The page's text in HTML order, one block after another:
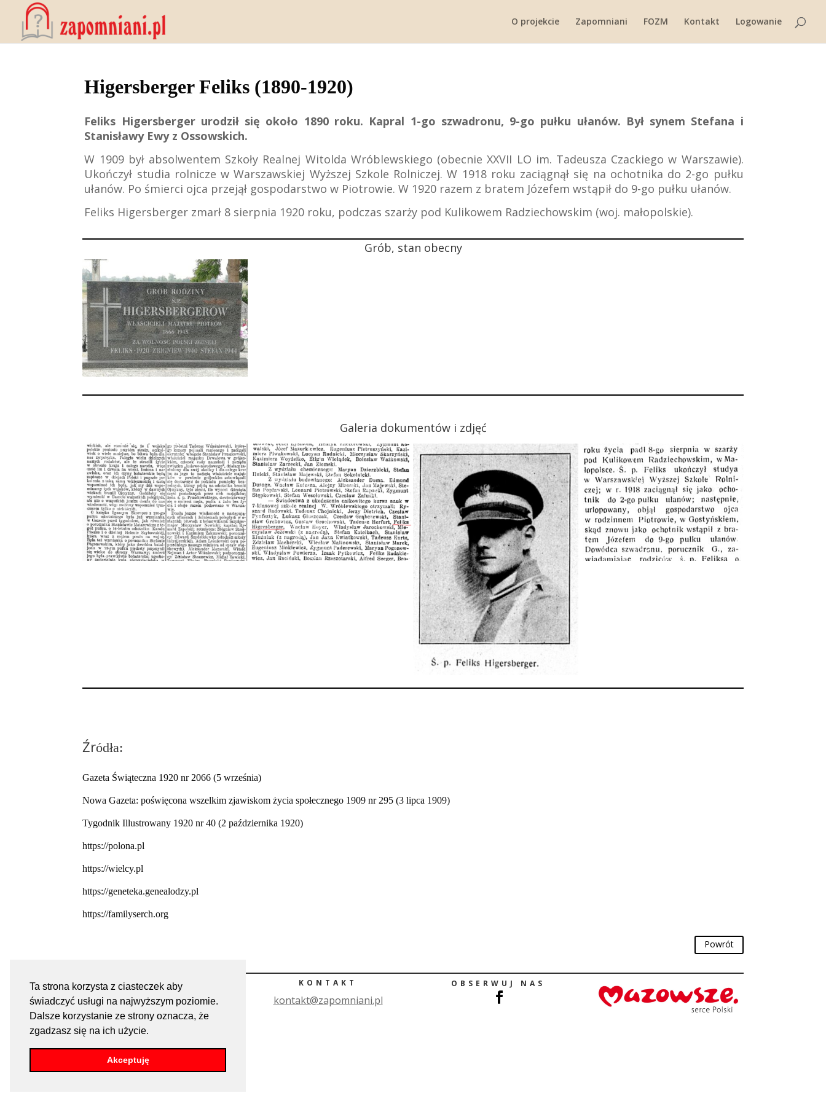
Ta strona korzysta z ciasteczek aby
świadczyć usługi na najwyższym poziomie.
Dalsze korzystanie ze strony oznacza, że
zgadzasz się na ich użycie.
Akceptuję
O projekcie Zapomniani FOZM Kontakt Logowanie
Higersberger Feliks (1890-1920)
Feliks Higersberger urodził się około 1890 roku. Kapral 1-go szwadronu, 9-go pułku ułanów. Był synem Stefana i
Stanisławy Ewy z Ossowskich.
W 1909 był absolwentem Szkoły Realnej Witolda Wróblewskiego (obecnie XXVII LO im. Tadeusza Czackiego w Warszawie).
Ukończył studia rolnicze w Warszawskiej Wyższej Szkole Rolniczej. W 1918 roku zaciągnął się na ochotnika do 2-go pułku
ułanów. Po śmierci ojca przejął gospodarstwo w Piotrowie. W 1920 razem z bratem Józefem wstąpił do 9-go pułku ułanów.
Feliks Higersberger zmarł 8 sierpnia 1920 roku, podczas szarży pod Kulikowem Radziechowskim (woj. małopolskie).
Grób, stan obecny
Galeria dokumentów i zdjęć
Źródła:
Gazeta Świąteczna 1920 nr 2066 (5 września)
Nowa Gazeta: poświęcona wszelkim zjawiskom życia społecznego 1909 nr 295 (3 lipca 1909)
Tygodnik Illustrowany 1920 nr 40 (2 października 1920)
https://polona.pl
https://wielcy.pl
https://geneteka.genealodzy.pl
https://familyserch.org
Powrót
KONTAKT
kontakt@zapomniani.pl
OBSERWUJ NAS